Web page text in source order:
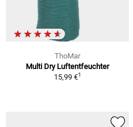
ThoMar
Multi Dry Luftentfeuchter
15,99 €1